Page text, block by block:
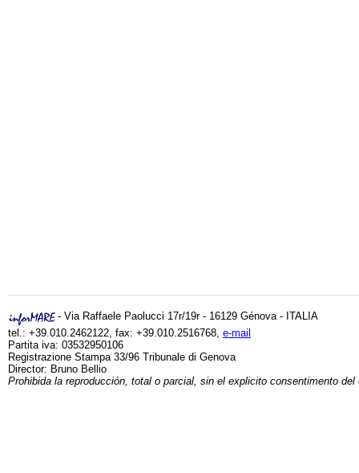
- Via Raffaele Paolucci 17r/19r - 16129 Génova - ITALIA
tel.: +39.010.2462122, fax: +39.010.2516768, e-mail
Partita iva: 03532950106
Registrazione Stampa 33/96 Tribunale di Genova
Director: Bruno Bellio
Prohibida la reproducción, total o parcial, sin el explicito consentimento del